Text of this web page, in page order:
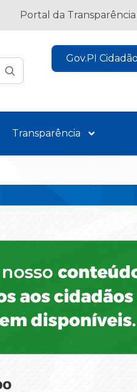
Portal da Transparência
Gov.PI Cidadão
Transparência